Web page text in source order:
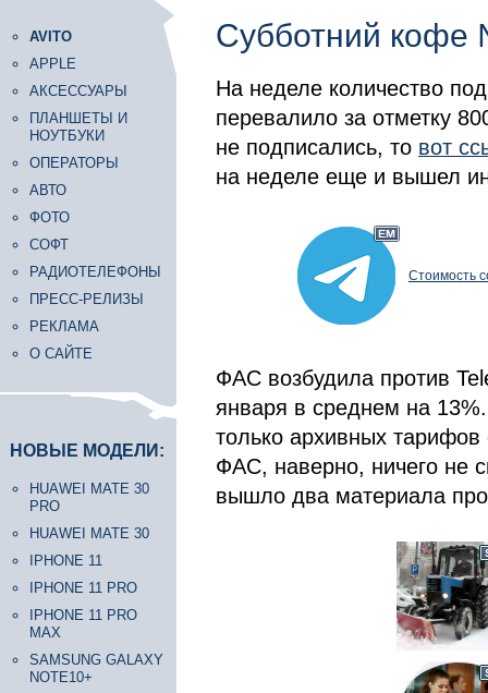
AVITO
APPLE
АКСЕССУАРЫ
ПЛАНШЕТЫ И
НОУТБУКИ
ОПЕРАТОРЫ
АВТО
ФОТО
СОФТ
РАДИОТЕЛЕФОНЫ
ПРЕСС-РЕЛИЗЫ
РЕКЛАМА
О САЙТЕ
НОВЫЕ МОДЕЛИ:
HUAWEI MATE 30
PRO
HUAWEI MATE 30
IPHONE 11
IPHONE 11 PRO
IPHONE 11 PRO
MAX
SAMSUNG GALAXY
NOTE10+
Субботний
На неделе количество
перевалило за отметку
не подписались, то вот
на неделе еще и вышел
Стоимость
ФАС возбудила против
января в среднем на
только архивных тарифов
ФАС, наверно, ничего не
вышло два материала